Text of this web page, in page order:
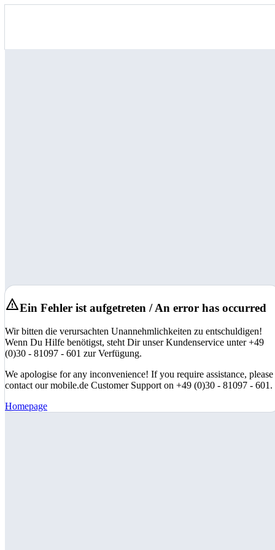
Ein Fehler ist aufgetreten / An error has occurred
Wir bitten die verursachten Unannehmlichkeiten zu entschuldigen!
Wenn Du Hilfe benötigst, steht Dir unser Kundenservice unter +49
(0)30 - 81097 - 601 zur Verfügung.
We apologise for any inconvenience! If you require assistance, please
contact our mobile.de Customer Support on +49 (0)30 - 81097 - 601.
Homepage